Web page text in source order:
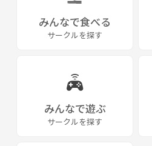
みんなで食べる
サークルを探す
みんなで遊ぶ
サークルを探す